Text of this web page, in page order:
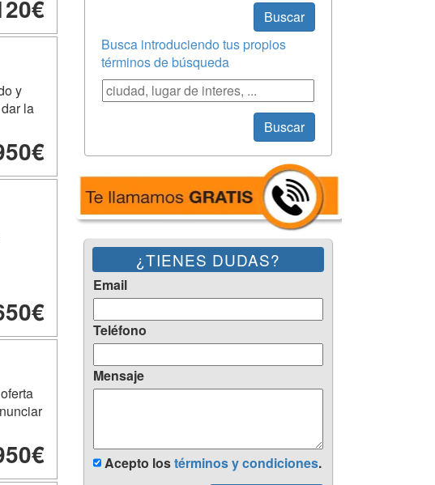
y
la
Buscar
Busca introduciendo tus propios
términos de búsqueda
Búsqueda
Buscar
¿TIENES DUDAS?
Email
Teléfono
Mensaje
Acepto lostérminos y condiciones.